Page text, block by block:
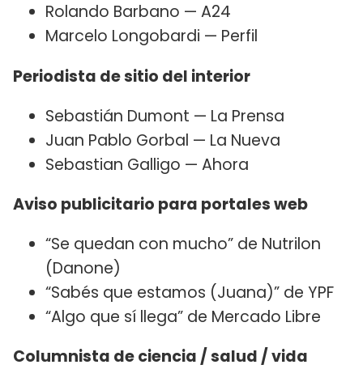
Rolando Barbano — A24
Marcelo Longobardi — Perfil
Periodista de sitio del interior
Sebastián Dumont — La Prensa
Juan Pablo Gorbal — La Nueva
Sebastian Galligo — Ahora
Aviso publicitario para portales web
“Se quedan con mucho” de Nutrilon
(Danone)
“Sabés que estamos (Juana)” de YPF
“Algo que sí llega” de Mercado Libre
Columnista de ciencia / salud / vida